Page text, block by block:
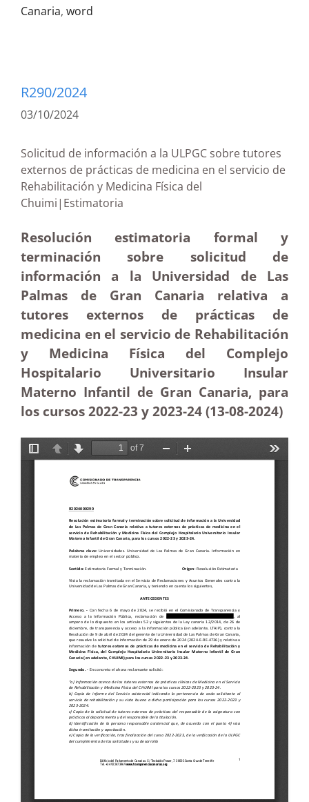
Canaria, word
R290/2024
03/10/2024
Solicitud de información a la ULPGC sobre tutores
externos de prácticas de medicina en el servicio de
Rehabilitación y Medicina Física del
Chuimi|Estimatoria
Resolución estimatoria formal y
terminación sobre solicitud de
información a la Universidad de Las
Palmas de Gran Canaria relativa a
tutores externos de prácticas de
medicina en el servicio de Rehabilitación
y Medicina Física del Complejo
Hospitalario Universitario Insular
Materno Infantil de Gran Canaria, para
los cursos 2022-23 y 2023-24 (13-08-2024)